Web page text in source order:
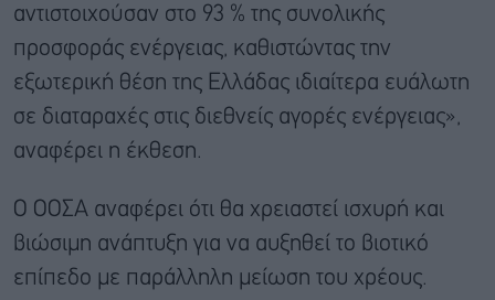
αντιστοιχούσαν στο 93 % της συνολικής
προσφοράς ενέργειας, καθιστώντας την
εξωτερική θέση της Ελλάδας ιδιαίτερα ευάλωτη
σε διαταραχές στις διεθνείς αγορές ενέργειας»,
αναφέρει η έκθεση.
Ο ΟΟΣΑ αναφέρει ότι θα χρειαστεί ισχυρή και
βιώσιμη ανάπτυξη για να αυξηθεί το βιοτικό
επίπεδο με παράλληλη μείωση του χρέους.